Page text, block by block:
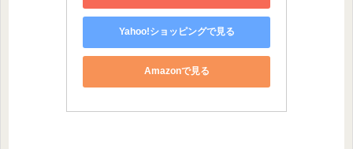
Yahoo!ショッピングで見る
Amazonで見る